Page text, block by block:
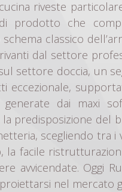
riveste
prodotto che
classico
dal settore
settore doccia, un
eccezionale,
generate dai maxi
la predisposizione
scegliendo tra
la facile
avvicendate. Oggi
nel mercato